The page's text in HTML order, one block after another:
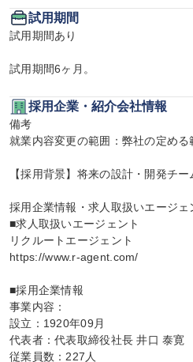
試用期間
試用期間あり
試用期間6ヶ月。
採用企業・紹介会社情報
備考
就業内容変更の範囲：弊社の定める
【採用背景】将来の設計・開発チ
採用企業情報・求人取扱いエージェ
■求人取扱いエージェント
リクルートエージェント
https://www.r-agent.com/
■採用企業情報
事業内容：
設立：1920年09月
代表者：代表取締役社長 井口 泰寛
従業員数：227人